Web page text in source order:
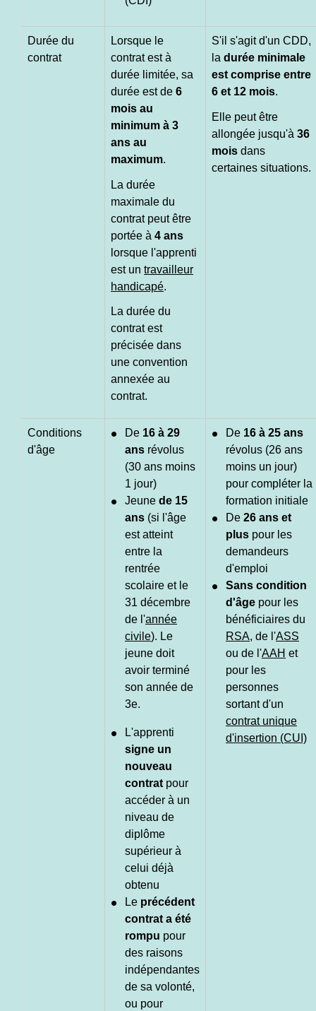
Durée du
contrat
Lorsque le
contrat est à
durée limitée, sa
durée est de 6
mois au
minimum à 3
ans au
maximum.
La durée
maximale du
contrat peut être
portée à 4 ans
lorsque l'apprenti
est un travailleur
handicapé.
La durée du
contrat est
précisée dans
une convention
annexée au
contrat.
S'il s'agit d'un CDD,
la durée minimale
est comprise entre
6 et 12 mois.
Elle peut être
allongée jusqu'à 36
mois dans
certaines situations.
Conditions
d'âge
De 16 à 29
ans révolus
(30 ans moins
1 jour)
Jeune de 15
ans (si l'âge
est atteint
entre la
rentrée
scolaire et le
31 décembre
de l'année
civile). Le
jeune doit
avoir terminé
son année de
3e.
L'apprenti
signe un
nouveau
contrat pour
accéder à un
niveau de
diplôme
supérieur à
celui déjà
obtenu
Le précédent
contrat a été
rompu pour
des raisons
indépendantes
de sa volonté,
ou pour
De 16 à 25 ans
révolus (26 ans
moins un jour)
pour compléter la
formation initiale
De 26 ans et
plus pour les
demandeurs
d'emploi
Sans condition
d'âge pour les
bénéficiaires du
RSA, de l'ASS
ou de l'AAH et
pour les
personnes
sortant d'un
contrat unique
d'insertion (CUI)